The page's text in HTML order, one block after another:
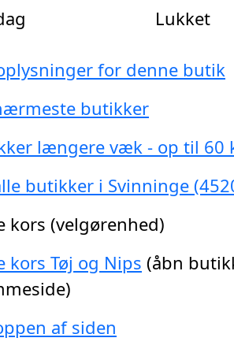
Lukket
for denne butik
butikker
længere væk - op til 60
butikker i Svinninge
kors (velgørenhed)
kors Tøj og Nips (åbn
af siden